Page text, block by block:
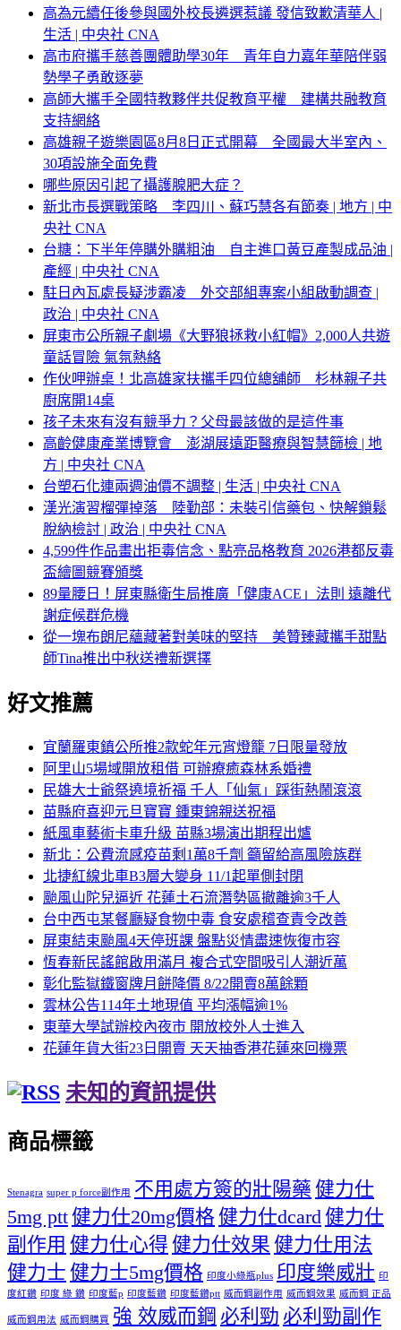
高為元續任後參與國外校長遴選惹議 發信致歉清華人 |
生活 | 中央社 CNA
高市府攜手慈善團體助學30年 青年自力嘉年華陪伴弱
勢學子勇敢逐夢
高師大攜手全國特教夥伴共促教育平權 建構共融教育
支持網絡
高雄親子遊樂園區8月8日正式開幕 全國最大半室內、
30項設施全面免費
哪些原因引起了攝護腺肥大症？
新北市長選戰策略 李四川、蘇巧慧各有節奏 | 地方 | 中
央社 CNA
台糖：下半年停購外購粗油 自主進口黃豆產製成品油 |
產經 | 中央社 CNA
駐日內瓦處長疑涉霸凌 外交部組專案小組啟動調查 |
政治 | 中央社 CNA
屏東市公所親子劇場《大野狼拯救小紅帽》2,000人共遊
童話冒險 氣氛熱絡
作伙呷辦桌！北高雄家扶攜手四位總舖師 杉林親子共
廚席開14桌
孩子未來有沒有競爭力？父母最該做的是這件事
高齡健康產業博覽會 澎湖展遠距醫療與智慧篩檢 | 地
方 | 中央社 CNA
台塑石化連兩週油價不調整 | 生活 | 中央社 CNA
漢光演習榴彈掉落 陸勤部：未裝引信藥包、快解鎖鬆
脫納檢討 | 政治 | 中央社 CNA
4,599件作品畫出拒毒信念、點亮品格教育 2026港都反毒
盃繪圖競賽頒獎
89量腰日！屏東縣衛生局推廣「健康ACE」法則 遠離代
謝症候群危機
從一塊布朗尼蘊藏著對美味的堅持 美贊臻藏攜手甜點
師Tina推出中秋送禮新選擇
好文推薦
宜蘭羅東鎮公所推2款蛇年元宵燈籠 7日限量發放
阿里山5場域開放租借 可辦療癒森林系婚禮
民雄大士爺祭遶境祈福 千人「仙氣」踩街熱鬧滾滾
苗縣府喜迎元旦寶寶 鍾東錦親送祝福
紙風車藝術卡車升級 苗縣3場演出期程出爐
新北：公費流感疫苗剩1萬8千劑 籲留給高風險族群
北捷紅線北車B3層大變身 11/1起單側封閉
颱風山陀兒逼近 花蓮土石流潛勢區撤離逾3千人
台中西屯某餐廳疑食物中毒 食安處稽查責令改善
屏東結束颱風4天停班課 盤點災情盡速恢復市容
恆春新民謠館啟用滿月 複合式空間吸引人潮近萬
彰化監獄鐵窗牌月餅降價 8/22開賣8萬餘顆
雲林公告114年土地現值 平均漲幅逾1%
東華大學試辦校內夜市 開放校外人士進入
花蓮年貨大街23日開賣 天天抽香港花蓮來回機票
未知的資訊提供
商品標籤
Stenagra super p force副作用 不用處方簽的壯陽藥 健力仕
5mg ptt健力仕20mg價格健力仕dcard健力仕
副作用 健力仕心得 健力仕效果 健力仕用法
健力士 健力士5mg價格 印度小綠瓶plus 印度樂威壯 印
度紅鑽 印度 綠 鑽 印度藍p 印度藍鑽 印度藍鑽ptt 威而鋼副作用 威而鋼效果 威而鋼 正品
威而鋼用法 威而鋼購買 強 效威而鋼 必利勁 必利勁副作